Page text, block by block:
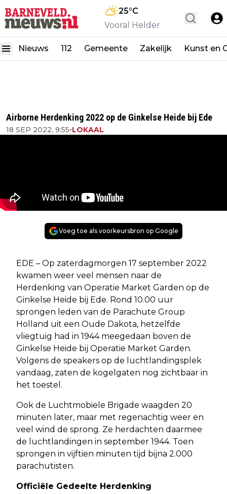
25°C
Vooral Helder
Nieuws 112 Gemeente Zakelijk Kunst en
Airborne Herdenking 2022 op de Ginkelse Heide bij Ede
18 SEP 2022, 9:55•LOKAAL
Voeg toe als voorkeursbron op Google
EDE – Op zaterdagmorgen 17 september 2022
kwamen weer veel mensen naar de
Herdenking van Operatie Market Garden op de
Ginkelse Heide bij Ede. Rond 10.00 uur
sprongen leden van de Parachute Group
Holland uit een Oude Dakota, hetzelfde
vliegtuig had in 1944 meegedaan boven de
Ginkelse Heide bij Operatie Market Garden.
Volgens de speakers op de luchtlandingsplek
vandaag, zaten de kogelgaten nog zichtbaar in
het toestel.
Ook de Luchtmobiele Brigade waagden 20
minuten later, maar met regenachtig weer en
veel wind de sprong. Ze herdachten daarmee
de luchtlandingen in september 1944. Toen
sprongen in vijftien minuten tijd bijna 2.000
parachutisten.
Officiële Gedeelte Herdenking